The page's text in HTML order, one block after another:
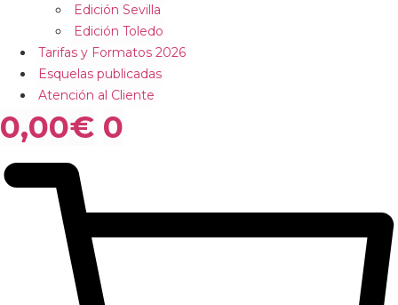
Edición Sevilla
Edición Toledo
Tarifas y Formatos 2026
Esquelas publicadas
Atención al Cliente
0,00€ 0